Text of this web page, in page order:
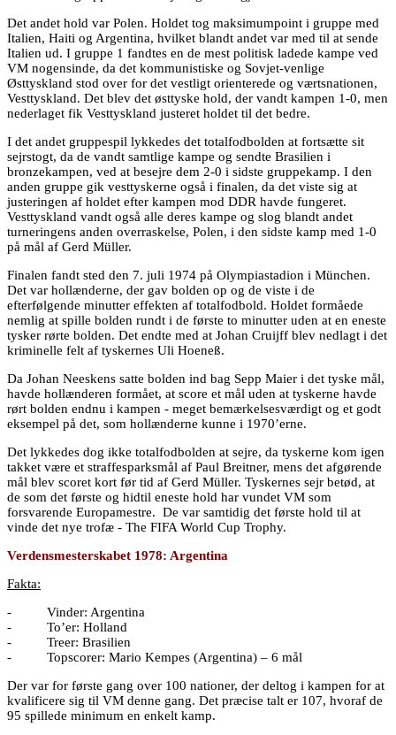
Det andet hold var Polen. Holdet tog maksimumpoint i gruppe med
Italien, Haiti og Argentina, hvilket blandt andet var med til at sende
Italien ud. I gruppe 1 fandtes en de mest politisk ladede kampe ved
VM nogensinde, da det kommunistiske og Sovjet-venlige
Østtyskland stod over for det vestligt orienterede og værtsnationen,
Vesttyskland. Det blev det østtyske hold, der vandt kampen 1-0, men
nederlaget fik Vesttyskland justeret holdet til det bedre.
I det andet gruppespil lykkedes det totalfodbolden at fortsætte sit
sejrstogt, da de vandt samtlige kampe og sendte Brasilien i
bronzekampen, ved at besejre dem 2-0 i sidste gruppekamp. I den
anden gruppe gik vesttyskerne også i finalen, da det viste sig at
justeringen af holdet efter kampen mod DDR havde fungeret.
Vesttyskland vandt også alle deres kampe og slog blandt andet
turneringens anden overraskelse, Polen, i den sidste kamp med 1-0
på mål af Gerd Müller.
Finalen fandt sted den 7. juli 1974 på Olympiastadion i München.
Det var hollænderne, der gav bolden op og de viste i de
efterfølgende minutter effekten af totalfodbold. Holdet formåede
nemlig at spille bolden rundt i de første to minutter uden at en eneste
tysker rørte bolden. Det endte med at Johan Cruijff blev nedlagt i det
kriminelle felt af tyskernes Uli Hoeneß.
Da Johan Neeskens satte bolden ind bag Sepp Maier i det tyske mål,
havde hollænderen formået, at score et mål uden at tyskerne havde
rørt bolden endnu i kampen - meget bemærkelsesværdigt og et godt
eksempel på det, som hollænderne kunne i 1970’erne.
Det lykkedes dog ikke totalfodbolden at sejre, da tyskerne kom igen
takket være et straffesparksmål af Paul Breitner, mens det afgørende
mål blev scoret kort før tid af Gerd Müller. Tyskernes sejr betød, at
de som det første og hidtil eneste hold har vundet VM som
forsvarende Europamestre. De var samtidig det første hold til at
vinde det nye trofæ - The FIFA World Cup Trophy.
Verdensmesterskabet 1978: Argentina
Fakta:
- Vinder: Argentina
- To’er: Holland
- Treer: Brasilien
- Topscorer: Mario Kempes (Argentina) – 6 mål
Der var for første gang over 100 nationer, der deltog i kampen for at
kvalificere sig til VM denne gang. Det præcise talt er 107, hvoraf de
95 spillede minimum en enkelt kamp.